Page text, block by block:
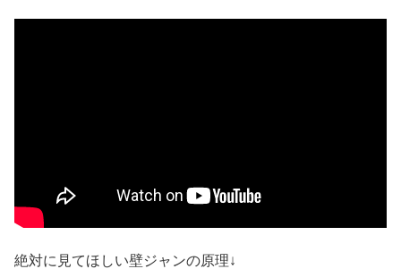
絶対に見てほしい壁ジャンの原理↓